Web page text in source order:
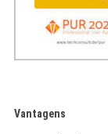
Vantagens